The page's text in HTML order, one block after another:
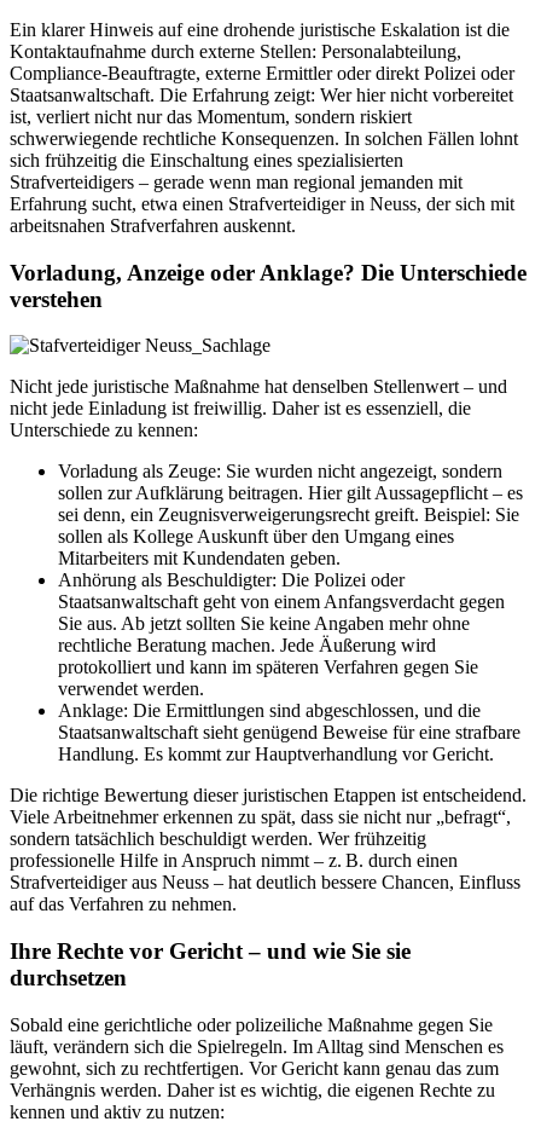
Ein klarer Hinweis auf eine drohende juristische Eskalation ist die
Kontaktaufnahme durch externe Stellen: Personalabteilung,
Compliance-Beauftragte, externe Ermittler oder direkt Polizei oder
Staatsanwaltschaft. Die Erfahrung zeigt: Wer hier nicht vorbereitet
ist, verliert nicht nur das Momentum, sondern riskiert
schwerwiegende rechtliche Konsequenzen. In solchen Fällen lohnt
sich frühzeitig die Einschaltung eines spezialisierten
Strafverteidigers – gerade wenn man regional jemanden mit
Erfahrung sucht, etwa einen Strafverteidiger in Neuss, der sich mit
arbeitsnahen Strafverfahren auskennt.
Vorladung, Anzeige oder Anklage? Die Unterschiede
verstehen
Nicht jede juristische Maßnahme hat denselben Stellenwert – und
nicht jede Einladung ist freiwillig. Daher ist es essenziell, die
Unterschiede zu kennen:
Vorladung als Zeuge: Sie wurden nicht angezeigt, sondern
sollen zur Aufklärung beitragen. Hier gilt Aussagepflicht – es
sei denn, ein Zeugnisverweigerungsrecht greift. Beispiel: Sie
sollen als Kollege Auskunft über den Umgang eines
Mitarbeiters mit Kundendaten geben.
Anhörung als Beschuldigter: Die Polizei oder
Staatsanwaltschaft geht von einem Anfangsverdacht gegen
Sie aus. Ab jetzt sollten Sie keine Angaben mehr ohne
rechtliche Beratung machen. Jede Äußerung wird
protokolliert und kann im späteren Verfahren gegen Sie
verwendet werden.
Anklage: Die Ermittlungen sind abgeschlossen, und die
Staatsanwaltschaft sieht genügend Beweise für eine strafbare
Handlung. Es kommt zur Hauptverhandlung vor Gericht.
Die richtige Bewertung dieser juristischen Etappen ist entscheidend.
Viele Arbeitnehmer erkennen zu spät, dass sie nicht nur „befragt“,
sondern tatsächlich beschuldigt werden. Wer frühzeitig
professionelle Hilfe in Anspruch nimmt – z. B. durch einen
Strafverteidiger aus Neuss – hat deutlich bessere Chancen, Einfluss
auf das Verfahren zu nehmen.
Ihre Rechte vor Gericht – und wie Sie sie
durchsetzen
Sobald eine gerichtliche oder polizeiliche Maßnahme gegen Sie
läuft, verändern sich die Spielregeln. Im Alltag sind Menschen es
gewohnt, sich zu rechtfertigen. Vor Gericht kann genau das zum
Verhängnis werden. Daher ist es wichtig, die eigenen Rechte zu
kennen und aktiv zu nutzen: